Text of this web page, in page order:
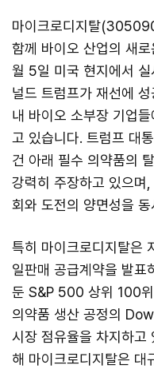
마이크로디지탈
함께 바이오 산업의 새
월 5일 미국 현지에서
널드 트럼프가 재선에
내 바이오 소부장 기업
고 있습니다. 트럼프 대
건 아래 필수 의약품의
강력히 주장하고 있으며
회와 도전의 양면성을
특히 마이크로디지탈은
일판매 공급계약을 발표
둔 S&P 500 상위 100
의약품 생산 공정의
시장 점유율을 차지하고
해 마이크로디지탈은 대